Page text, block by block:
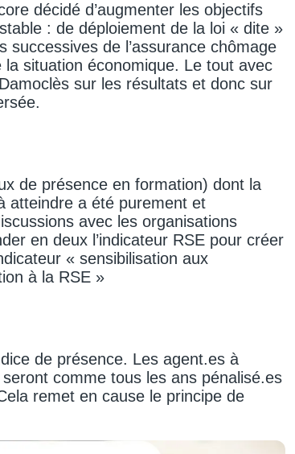
décidé d’augmenter les objectifs
: de déploiement de la loi « dite »
de l’assurance chômage
situation économique. Le tout avec
sur les résultats et donc sur
de présence en formation) dont la
atteindre a été purement et
avec les organisations
en deux l’indicateur RSE pour créer
« sensibilisation aux
à la RSE »
de présence. Les agent.es à
comme tous les ans pénalisé.es
remet en cause le principe de